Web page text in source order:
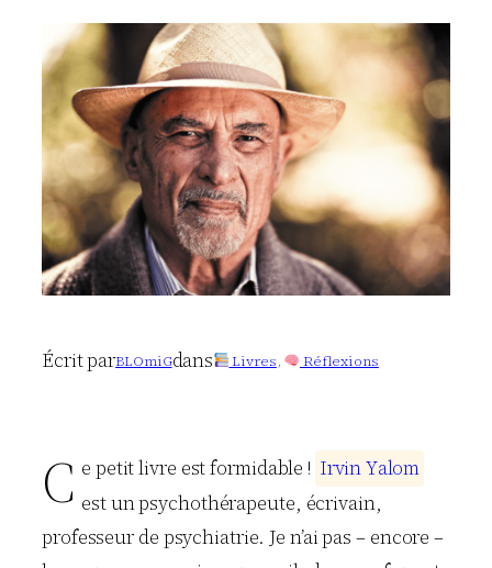
Écrit parBLOmiGdans Livres, Réflexions
C e petit livre est formidable ! IrvinYalom
est un psychothérapeute, écrivain,
professeur de psychiatrie. Je n’ai pas – encore –